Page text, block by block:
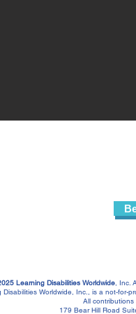
Learning Disabilities Worldwide, Inc.
Disabilities Worldwide, Inc., is a not-for-
All
179 Bear Hill Road